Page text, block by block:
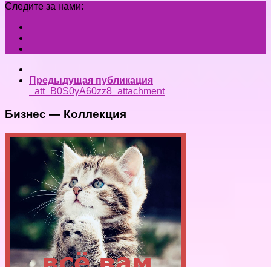
Следите за нами:
Предыдущая публикация
_att_B0S0yA60zz8_attachment
Бизнес — Коллекция